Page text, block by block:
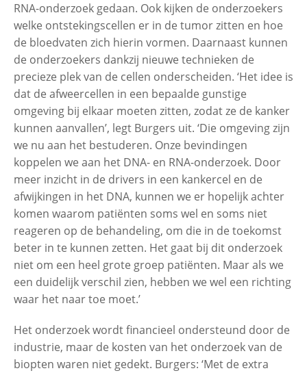
RNA-onderzoek gedaan. Ook kijken de onderzoekers
welke ontstekingscellen er in de tumor zitten en hoe
de bloedvaten zich hierin vormen. Daarnaast kunnen
de onderzoekers dankzij nieuwe technieken de
precieze plek van de cellen onderscheiden. ‘Het idee is
dat de afweercellen in een bepaalde gunstige
omgeving bij elkaar moeten zitten, zodat ze de kanker
kunnen aanvallen’, legt Burgers uit. ‘Die omgeving zijn
we nu aan het bestuderen. Onze bevindingen
koppelen we aan het DNA- en RNA-onderzoek. Door
meer inzicht in de drivers in een kankercel en de
afwijkingen in het DNA, kunnen we er hopelijk achter
komen waarom patiënten soms wel en soms niet
reageren op de behandeling, om die in de toekomst
beter in te kunnen zetten. Het gaat bij dit onderzoek
niet om een heel grote groep patiënten. Maar als we
een duidelijk verschil zien, hebben we wel een richting
waar het naar toe moet.’
Het onderzoek wordt financieel ondersteund door de
industrie, maar de kosten van het onderzoek van de
biopten waren niet gedekt. Burgers: ‘Met de extra